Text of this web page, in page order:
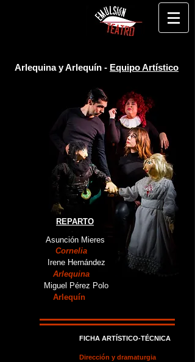
Arlequina y Arlequín - Equipo Artístico
REPARTO
Asunción Mieres
Cornelia
Irene Hernández
Arlequina
Miguel Pérez Polo
Arlequín
FICHA ARTÍSTICO-TÉCNICA
Dirección y dramaturgia